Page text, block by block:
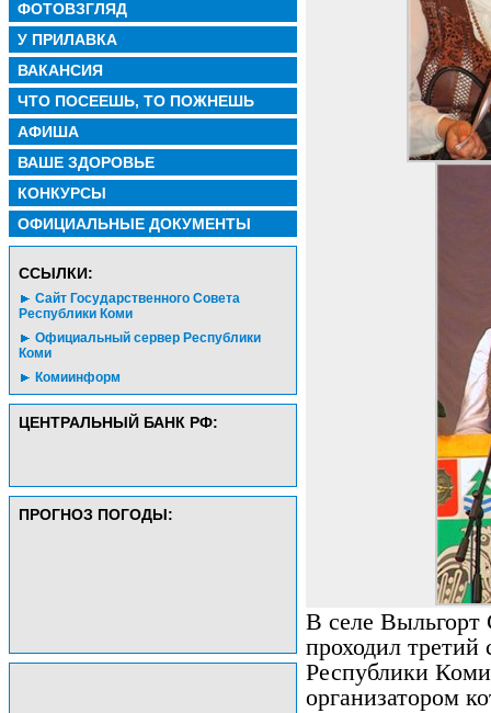
ФОТОВЗГЛЯД
У ПРИЛАВКА
ВАКАНСИЯ
ЧТО ПОСЕЕШЬ, ТО ПОЖНЕШЬ
АФИША
ВАШЕ ЗДОРОВЬЕ
КОНКУРСЫ
ОФИЦИАЛЬНЫЕ ДОКУМЕНТЫ
CСЫЛКИ:
Сайт Государственного Совета
Республики Коми
Официальный сервер Республики
Коми
Комиинформ
ЦЕНТРАЛЬНЫЙ БАНК РФ:
ПРОГНОЗ ПОГОДЫ:
В селе Выльгорт
проходил
Республики
организатором